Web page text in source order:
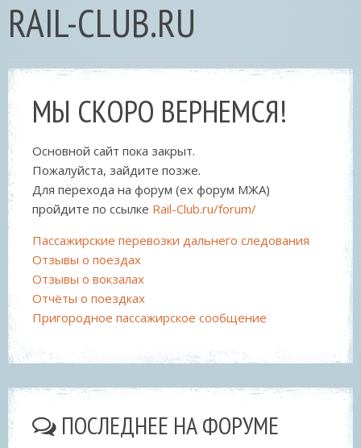
RAIL-CLUB.RU
МЫ СКОРО ВЕРНЕМСЯ!
Основной сайт пока закрыт.
Пожалуйста, зайдите позже.
Для перехода на форум (ex форум МЖА)
пройдите по ссылке Rail-Club.ru/forum/
Пассажирские перевозки дальнего следования
Отзывы о поездах
Отзывы о вокзалах
Отчёты о поездках
Пригородное пассажирское сообщение
ПОСЛЕДНЕЕ НА ФОРУМЕ